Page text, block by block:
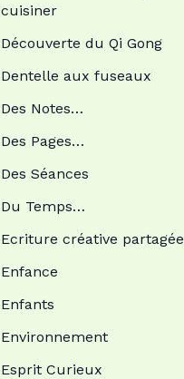
cuisiner
Découverte du Qi Gong
Dentelle aux fuseaux
Des Notes…
Des Pages…
Des Séances
Du Temps…
Ecriture créative partagée
Enfance
Enfants
Environnement
Esprit Curieux